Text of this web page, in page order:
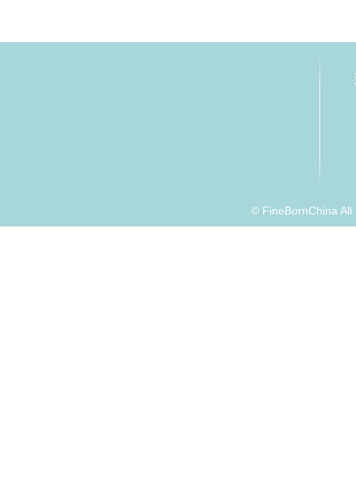
© FineBornChina